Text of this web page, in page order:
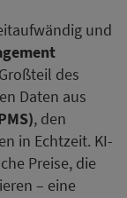
und
des
Daten aus
, den
in Echtzeit. KI-
Preise, die
– eine